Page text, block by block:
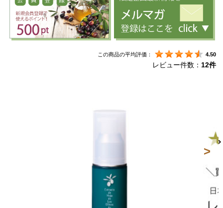
この商品の平均評価： 4.50
レビュー件数： 12件